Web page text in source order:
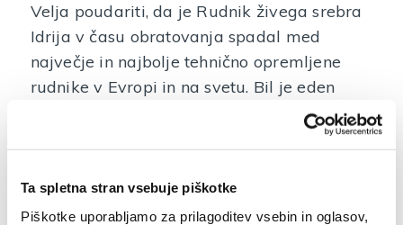
Ta spletna stran vsebuje piškotke
Piškotke uporabljamo za prilagoditev vsebin in oglasov,
Velja poudariti, da je Rudnik živega srebra
Idrija v času obratovanja spadal med
največje in najbolje tehnično opremljene
rudnike v Evropi in na svetu. Bil je eden
glavnih nosilcev tehnološkega procesa
pridobivanja živega srebra in razvoja peči
Anton Zelenc